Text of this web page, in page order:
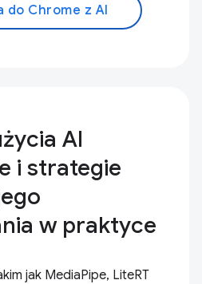
do Chrome z AI
AI
i strategie
w praktyce
jak MediaPipe, LiteRT